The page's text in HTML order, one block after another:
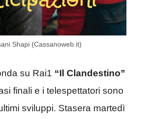
Shapi (Cassanoweb.it)
su Rai1 “Il Clandestino”
finali e i telespettatori sono
sviluppi. Stasera martedì